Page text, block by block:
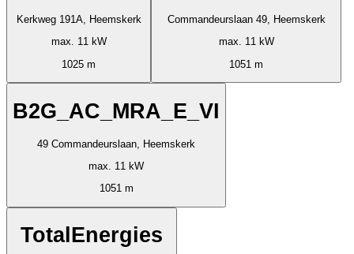
Kerkweg 191A, Heemskerk
max. 11 kW
1025 m
Commandeurslaan 49, Heemskerk
max. 11 kW
1051 m
B2G_AC_MRA_E_VI
49 Commandeurslaan, Heemskerk
max. 11 kW
1051 m
TotalEnergies